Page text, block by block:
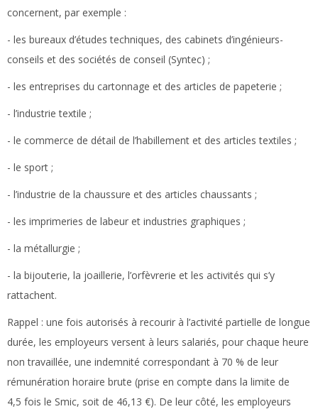
concernent, par exemple :
- les bureaux d’études techniques, des cabinets d’ingénieurs-
conseils et des sociétés de conseil (Syntec) ;
- les entreprises du cartonnage et des articles de papeterie ;
- l’industrie textile ;
- le commerce de détail de l’habillement et des articles textiles ;
- le sport ;
- l’industrie de la chaussure et des articles chaussants ;
- les imprimeries de labeur et industries graphiques ;
- la métallurgie ;
- la bijouterie, la joaillerie, l’orfèvrerie et les activités qui s’y
rattachent.
Rappel : une fois autorisés à recourir à l’activité partielle de longue
durée, les employeurs versent à leurs salariés, pour chaque heure
non travaillée, une indemnité correspondant à 70 % de leur
rémunération horaire brute (prise en compte dans la limite de
4,5 fois le Smic, soit de 46,13 €). De leur côté, les employeurs